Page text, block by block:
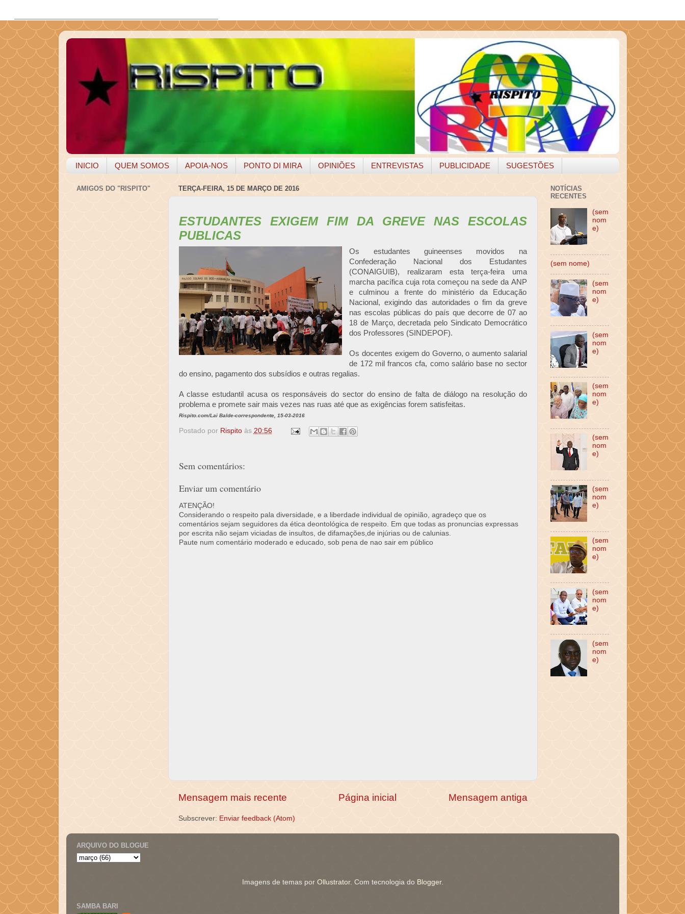
INICIO QUEM SOMOS APOIA-NOS PONTO DI MIRA OPINIÕES ENTREVISTAS PUBLICIDADE SUGESTÕES
TERÇA-FEIRA, 15 DE MARÇO DE 2016
ESTUDANTES EXIGEM FIM DA GREVENAS ESCOLAS
PUBLICAS
Os estudantes guineenses movidos na
Confederação Nacional dos Estudantes
(CONAIGUIB), realizaram esta terça-feira uma
marcha pacífica cuja rota começou na sede da ANP
e culminou a frente do ministério da Educação
Nacional, exigindo das autoridades o fim da greve
nas escolas públicas do país que decorre de 07 ao
18 de Março, decretada pelo Sindicato Democrático
dos Professores (SINDEPOF).
Os docentes exigem do Governo, o aumento salarial
de 172 mil francos cfa, como salário base no sector
do ensino, pagamento dos subsídios e outras regalias.
A classe estudantil acusa os responsáveis do sector do ensino de falta de diálogo na resolução do
problema e promete sair mais vezes nas ruas até que as exigências forem satisfeitas.
Rispito.com/Lai Balde-correspondente, 15-03-2016
Postado por Rispito às 20:56
Sem comentários:
Enviar um comentário
ATENÇÃO!
Considerando o respeito pala diversidade, e a liberdade individual de opinião, agradeço que os
comentários sejam seguidores da ética deontológica de respeito. Em que todas as pronuncias expressas
por escrita não sejam viciadas de insultos, de difamações,de injúrias ou de calunias.
Paute num comentário moderado e educado, sob pena de nao sair em público
Mensagem mais recente Mensagem antiga
Página inicial
Subscrever: Enviar feedback (Atom)
AMIGOS DO "RISPITO"
NOTÍCIAS
RECENTES
(sem
nom
e)
(sem nome)
(sem
nom
e)
(sem
nom
e)
(sem
nom
e)
(sem
nom
e)
(sem
nom
e)
(sem
nom
e)
(sem
nom
e)
(sem
nom
e)
ARQUIVO DO BLOGUE
Imagens de temas por Ollustrator. Com tecnologia do Blogger.
SAMBA BARI